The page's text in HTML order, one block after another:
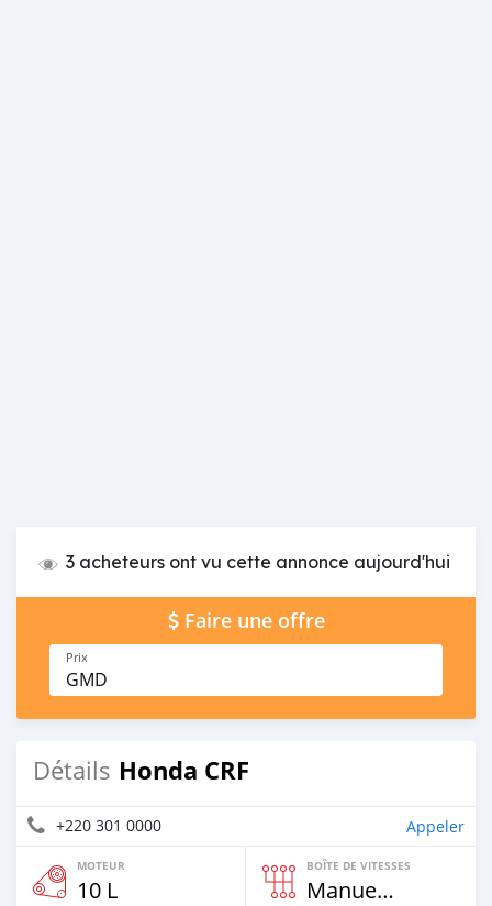
3 acheteurs ont vu cette annonce aujourd'hui
Faire une offre
Prix
GMD
Détails Honda CRF
+220 301 0000 Appeler
MOTEUR
10 L
BOÎTE DE VITESSES
Manuelle